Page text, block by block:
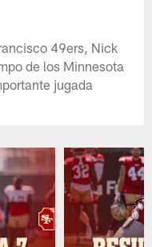
49ers, Nick
de los Minnesota
jugada